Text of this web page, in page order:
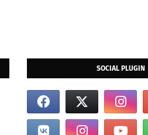
SOCIAL PLUGIN